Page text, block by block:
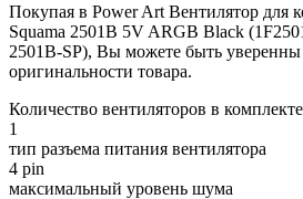
Покупая в Power Art Вентилятор для
Squama 2501B 5V ARGB Black
2501B-SP), Вы можете быть уверенны
оригинальности товара.
Количество вентиляторов в комплекте
1
тип разъема питания вентилятора
4 pin
макcимальный уровень шума